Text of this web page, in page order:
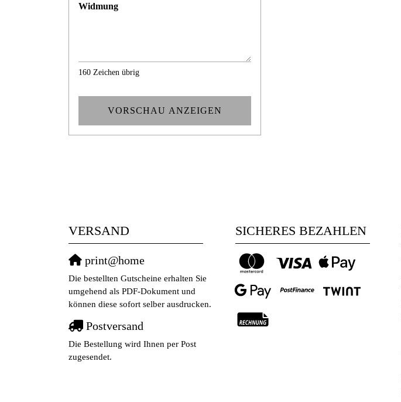
Widmung
160 Zeichen übrig
VORSCHAU ANZEIGEN
VERSAND
print@home
Die bestellten Gutscheine erhalten Sie
umgehend als PDF-Dokument und
können diese sofort selber ausdrucken.
Postversand
Die Bestellung wird Ihnen per Post
zugesendet.
SICHERES BEZAHLEN